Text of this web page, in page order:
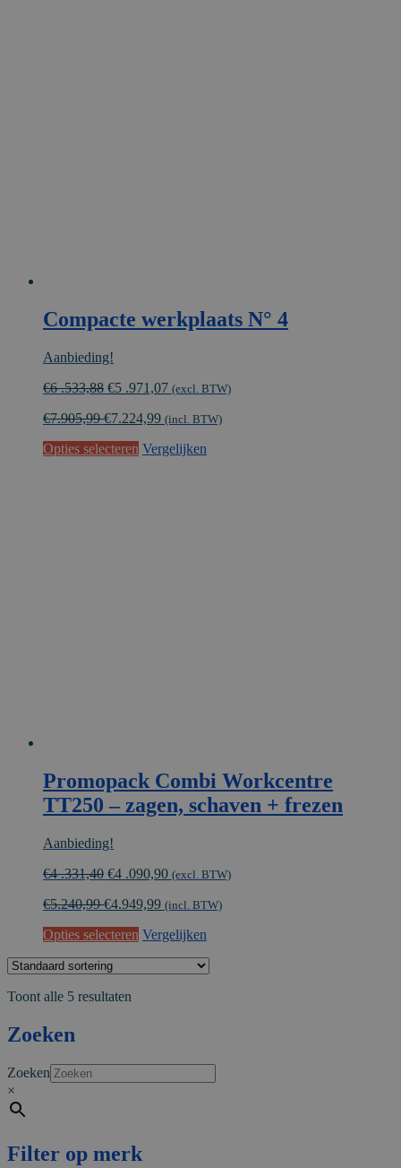
Compacte werkplaats N° 4
Aanbieding!
€6 .533,88 Oorspronkelijke
was:
.533,88.
€5 .971,07Huidige
is:
.971,07.
(excl. BTW)
€7.905,99€7.224,99 (incl. BTW)
Opties selecteren Vergelijken
Promopack Combi Workcentre
TT250 – zagen, schaven + frezen
Aanbieding!
€4 .331,40 Oorspronkelijke
was:
.331,40.
€4 .090,90Huidige
is:
.090,90.
(excl. BTW)
€5.240,99€4.949,99 (incl. BTW)
Opties selecteren Vergelijken
Toont alle 5 resultaten
Zoeken
Zoeken
×
Filter op merk